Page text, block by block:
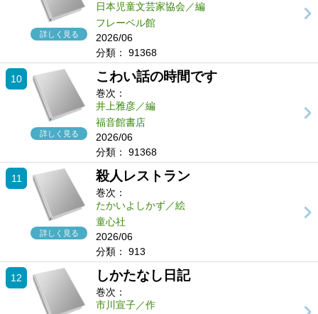
詳しく見る
日本児童文芸家協会／編
フレーベル館
2026/06
分類：
91368
10
詳しく見る
こわい話の時間です
巻次：
井上雅彦／編
福音館書店
2026/06
分類：
91368
11
詳しく見る
殺人レストラン
巻次：
たかいよしかず／絵
童心社
2026/06
分類：
913
12 しかたなし日記
巻次：
市川宣子／作